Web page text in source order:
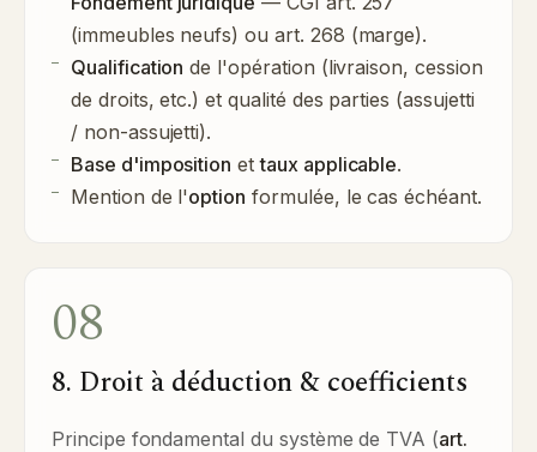
(immeubles neufs) ou art. 268 (marge).
Qualification de l'opération (livraison, cession
de droits, etc.) et qualité des parties (assujetti
/ non-assujetti).
Base d'imposition ettaux applicable.
Mention de l'option formulée, le cas échéant.
08
8. Droit à déduction & coefficients
Principe fondamental du système de TVA (art.